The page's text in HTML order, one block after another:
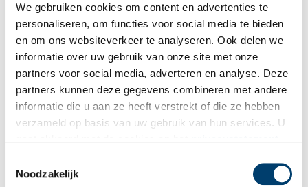
We gebruiken cookies om content en advertenties te
personaliseren, om functies voor social media te bieden
en om ons websiteverkeer te analyseren. Ook delen we
informatie over uw gebruik van onze site met onze
partners voor social media, adverteren en analyse. Deze
partners kunnen deze gegevens combineren met andere
informatie die u aan ze heeft verstrekt of die ze hebben
verzameld op basis van uw gebruik van hun services. U
Noodzakelijk
Het Noord-Hollandse landschap is een betrekkelijk jong
gebied, opgebouwd uit zand, klei en veen. Wind en water
legden de basis voor de vorm, de mens deed de rest.
Eeuwenlang oefende de Noordzee grote invloed uit op het
kustgebied van de provincie. Maar dat is niet altijd zo geweest.
Honderdduizenden jaren geleden was het gebied tussen
Nederland en Groot-Brittannië geen water maar land:
Doggerland. Een rijk landschap, waar mammoeten en mensen
naast elkaar leefden.